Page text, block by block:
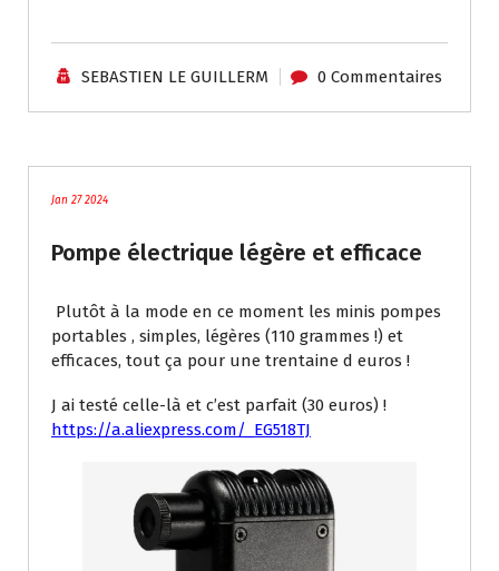
SEBASTIEN LE GUILLERM 0 Commentaires
Jan 27 2024
Pompe électrique légère et efficace
Plutôt à la mode en ce moment les minis pompes
portables , simples, légères (110 grammes !) et
efficaces, tout ça pour une trentaine d euros !
J ai testé celle-là et c’est parfait (30 euros) !
https://a.aliexpress.com/_EG518TJ